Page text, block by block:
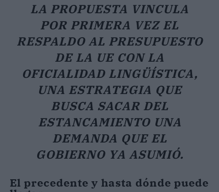
LA PROPUESTA VINCULA
POR PRIMERA VEZ EL
RESPALDO AL PRESUPUESTO
DE LA UE CON LA
OFICIALIDAD LINGÜÍSTICA,
UNA ESTRATEGIA QUE
BUSCA SACAR DEL
ESTANCAMIENTO UNA
DEMANDA QUE EL
GOBIERNO YA ASUMIÓ.
El precedente y hasta dónde puede